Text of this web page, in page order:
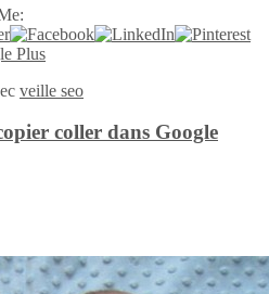
veille seo
coller dans Google